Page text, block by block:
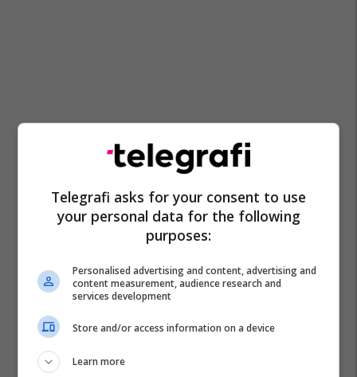
Telegrafi asks for your consent to use
your personal data for the following
purposes:
Personalised advertising and content, advertising and
content measurement, audience research and
services development
Store and/or access information on a device
Learn more